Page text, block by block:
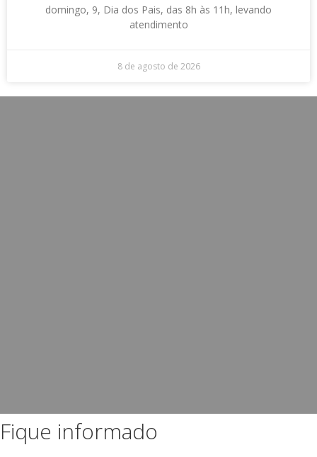
domingo, 9, Dia dos Pais, das 8h às 11h, levando
atendimento
8 de agosto de 2026
Fique informado